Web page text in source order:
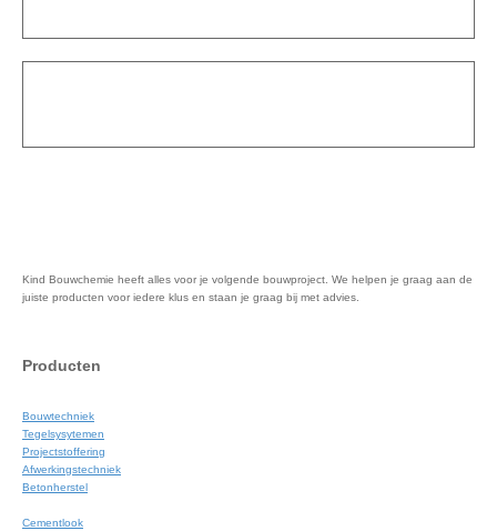
Kind Bouwchemie heeft alles voor je volgende bouwproject. We helpen je graag aan de
juiste producten voor iedere klus en staan je graag bij met advies.
Producten
Bouwtechniek
Tegelsysytemen
Projectstoffering
Afwerkingstechniek
Betonherstel
Cementlook